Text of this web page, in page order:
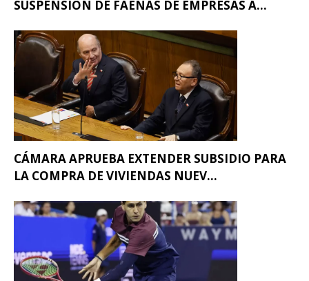
SUSPENSIÓN DE FAENAS DE EMPRESAS A...
CÁMARA APRUEBA EXTENDER SUBSIDIO PARA
LA COMPRA DE VIVIENDAS NUEV...